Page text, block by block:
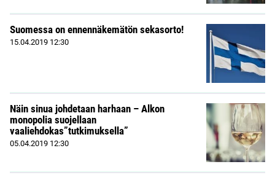
Suomessa on ennennäkemätön sekasorto!
15.04.2019 12:30
Näin sinua johdetaan harhaan – Alkon
monopolia suojellaan
vaaliehdokas”tutkimuksella”
05.04.2019 12:30